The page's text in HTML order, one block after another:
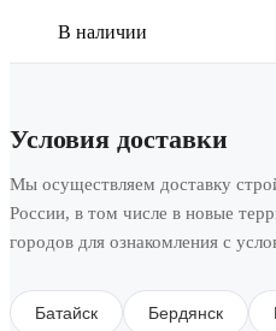
В наличии
Условия доставки
Мы осуществляем доставку
России, в том числе в новые
городов для ознакомления с
Батайск Бердянск